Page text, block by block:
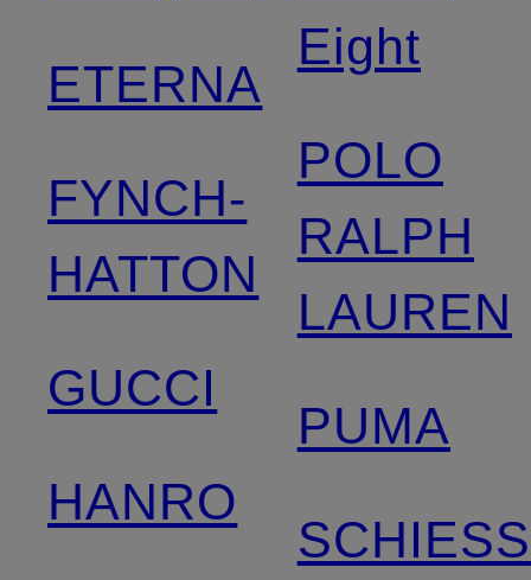
ETERNA
FYNCH-
HATTON
GUCCI
HANRO
Eight
POLO
RALPH
LAUREN
PUMA